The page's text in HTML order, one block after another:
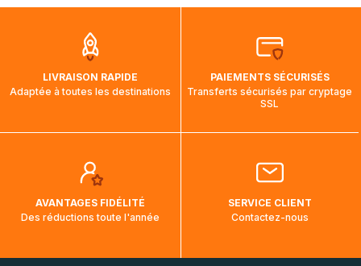
aura touché terre.
LIVRAISON RAPIDE
Adaptée à toutes les destinations
PAIEMENTS SÉCURISÉS
Transferts sécurisés par cryptage
SSL
AVANTAGES FIDÉLITÉ
Des réductions toute l'année
SERVICE CLIENT
Contactez-nous